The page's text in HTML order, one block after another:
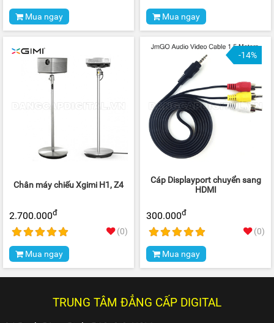
Mua ngay Mua ngay
Chân máy chiếu Xgimi H1, Z4
2.700.000đ
(0)
Mua ngay
-14%
Cáp Displayport chuyển sang
HDMI
300.000đ
(0)
Mua ngay
TRUNG TÂM ĐẲNG CẤP DIGITAL